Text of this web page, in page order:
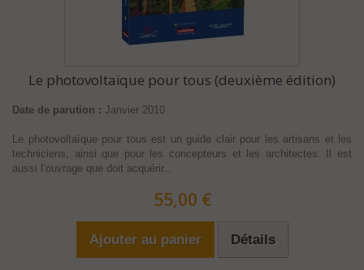
Le photovoltaïque pour tous (deuxième édition)
Date de parution : Janvier 2010
Le photovoltaïque pour tous est un guide clair pour les artisans et les
techniciens, ainsi que pour les concepteurs et les architectes. Il est
aussi l’ouvrage que doit acquérir...
55,00 €
Ajouter au panier Détails